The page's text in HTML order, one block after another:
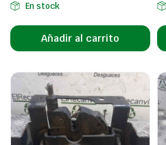
En stock
Añadir al carrito